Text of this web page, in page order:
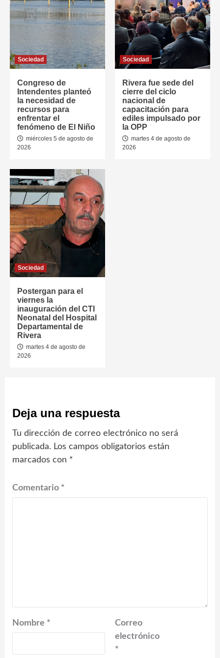
Sociedad
Congreso de
Intendentes planteó
la necesidad de
recursos para
enfrentar el
fenómeno de El Niño
miércoles 5 de agosto de
2026
Sociedad
Rivera fue sede del
cierre del ciclo
nacional de
capacitación para
ediles impulsado por
la OPP
martes 4 de agosto de
2026
Sociedad
Postergan para el
viernes la
inauguración del CTI
Neonatal del Hospital
Departamental de
Rivera
martes 4 de agosto de
2026
Deja una respuesta
Tu dirección de correo electrónico no será
publicada. Los campos obligatorios están
marcados con *
Comentario *
Nombre *
Correo
electrónico
*